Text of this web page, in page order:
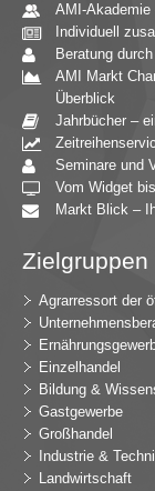
AMI-Akademie
Individuell
Beratung
AMI Markt
Überblick
Jahrbücher –
Seminare und
Vom Widget
Markt Blick –
Zielgruppen
Agrarressort der
Einzelhandel
Bildung &
Gastgewerbe
Großhandel
Industrie &
Landwirtschaft